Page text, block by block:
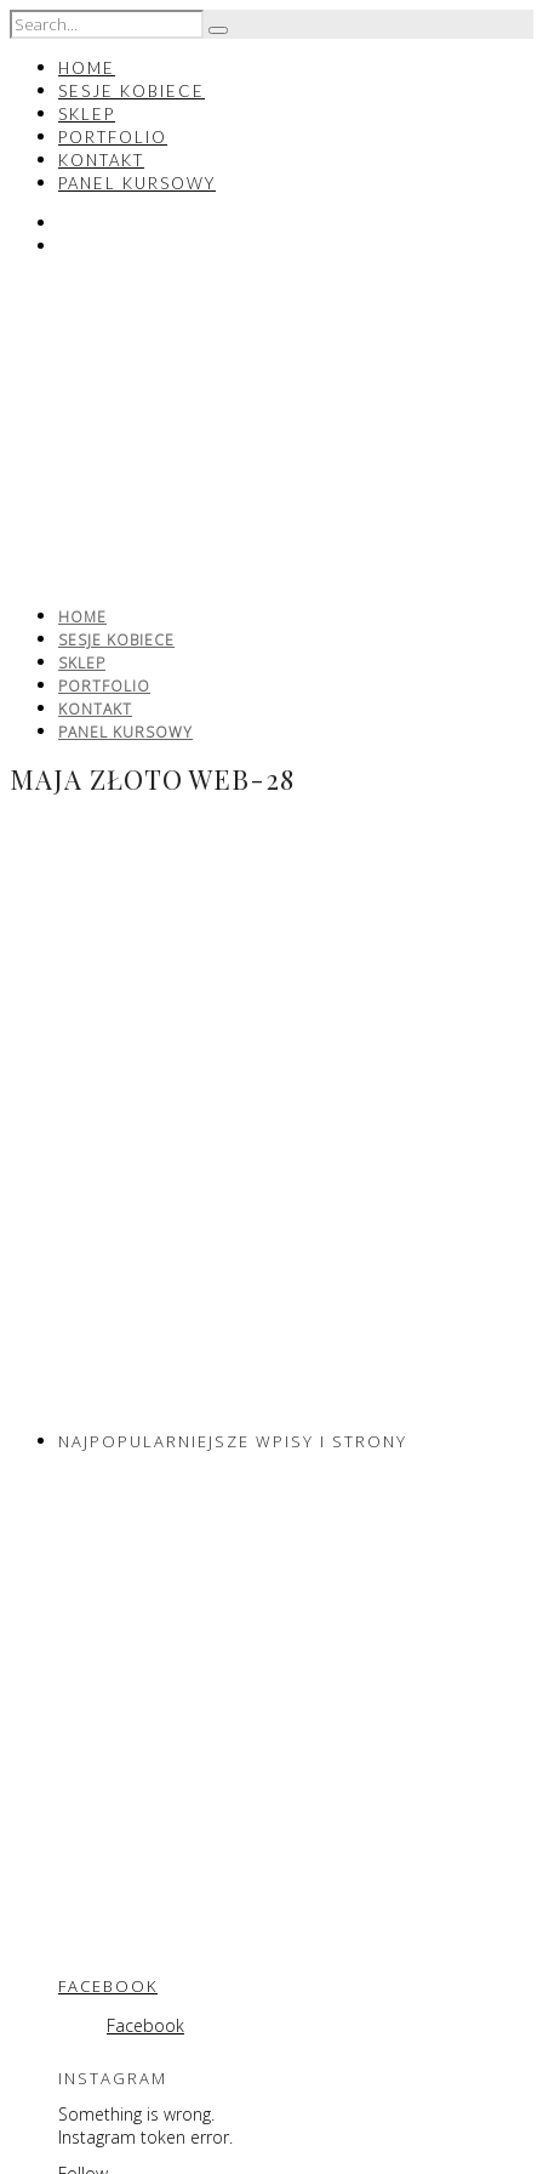
HOME
SESJE KOBIECE
SKLEP
PORTFOLIO
KONTAKT
PANEL KURSOWY
HOME
SESJE KOBIECE
SKLEP
PORTFOLIO
KONTAKT
PANEL KURSOWY
MAJA ZŁOTO WEB-28
NAJPOPULARNIEJSZE WPISY I STRONY
FACEBOOK
Facebook
INSTAGRAM
Something is wrong.
Instagram token error.